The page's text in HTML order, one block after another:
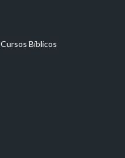
Cursos Bíblicos